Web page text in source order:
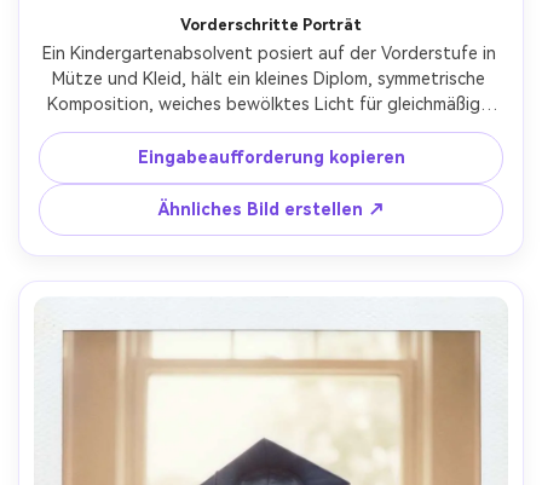
Vorderschritte Porträt
Ein Kindergartenabsolvent posiert auf der Vorderstufe in
Mütze und Kleid, hält ein kleines Diplom, symmetrische
Komposition, weiches bewölktes Licht für gleichmäßige
Hauttöne, aufgenommen auf Canon EOS R5, 50mm f/2.0,
Ganzkörperporträt, sauberer Hintergrund, fotorealistisch,
entfernen Schulembleme und Schilder-AR 4:5
Eingabeaufforderung kopieren
Ähnliches Bild erstellen ↗